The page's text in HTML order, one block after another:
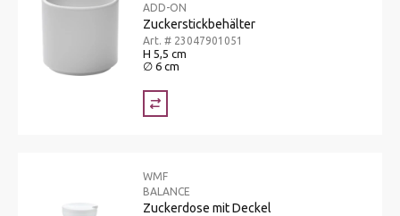
ADD-ON
Zuckerstickbehälter
Art. # 23047901051
H 5,5 cm
∅ 6 cm
WMF
BALANCE
Zuckerdose mit Deckel